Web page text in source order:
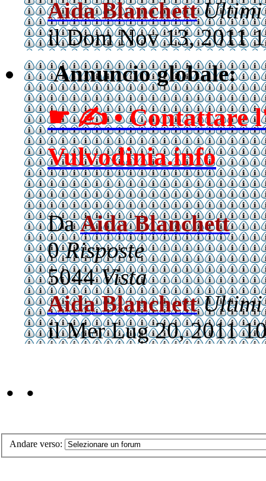
Aida Blanchett Ultimi
il Dom Nov 13, 2011
Annuncio globale:
☛ ✍ • Contattare
Vulvodinia.info
DaAida Blanchett
0Risposte
5044Vista
Aida Blanchett Ultimi
il Mer Lug 20, 2011
• •
Andare verso: